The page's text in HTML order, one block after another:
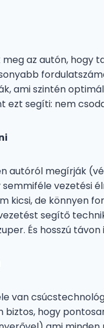
az autón, hogy
ami szintén
ezt segíti: nem
autóról megírják
semmiféle vezetési
kicsi, de könnyen
segítő
És hosszú
van
biztos, hogy